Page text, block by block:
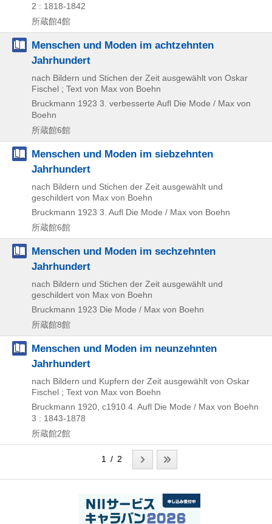
2 : 1818-1842
所蔵館4館
Menschen und Moden im achtzehnten
Jahrhundert
nach Bildern und Stichen der Zeit ausgewählt von Oskar
Fischel ; Text von Max von Boehn
Bruckmann 1923 3. verbesserte Aufl Die Mode / Max von
Boehn
所蔵館6館
Menschen und Moden im siebzehnten
Jahrhundert
nach Bildern und Stichen der Zeit ausgewählt und
geschildert von Max von Boehn
Bruckmann 1923 3. Aufl Die Mode / Max von Boehn
所蔵館6館
Menschen und Moden im sechzehnten
Jahrhundert
nach Bildern und Stichen der Zeit ausgewählt und
geschildert von Max von Boehn
Bruckmann 1923 Die Mode / Max von Boehn
所蔵館8館
Menschen und Moden im neunzehnten
Jahrhundert
nach Bildern und Kupfern der Zeit ausgewählt von Oskar
Fischel ; Text von Max von Boehn
Bruckmann 1920, c1910 4. Aufl Die Mode / Max von Boehn
3 : 1843-1878
所蔵館2館
1 / 2